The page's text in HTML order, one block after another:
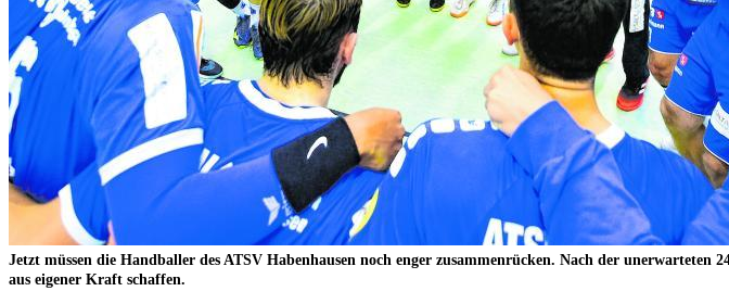
Jetzt müssen die Handballer des ATSV Habenhausen noch enger zusammenrücken. Nach der
aus eigener Kraft schaffen.